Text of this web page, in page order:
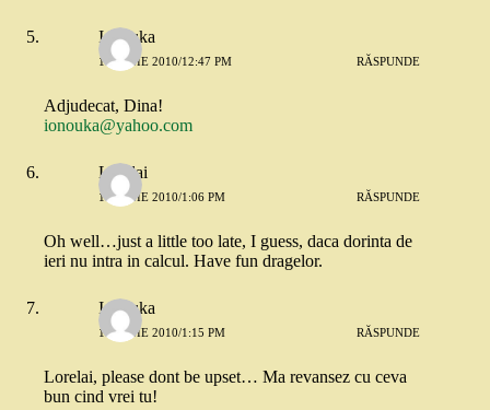
Ionouka
10 IUNIE 2010/12:47 PM RĂSPUNDE
Adjudecat, Dina!
ionouka@yahoo.com
Lorelai
10 IUNIE 2010/1:06 PM RĂSPUNDE
Oh well…just a little too late, I guess, daca dorinta de
ieri nu intra in calcul. Have fun dragelor.
Ionouka
10 IUNIE 2010/1:15 PM RĂSPUNDE
Lorelai, please dont be upset… Ma revansez cu ceva
bun cind vrei tu!